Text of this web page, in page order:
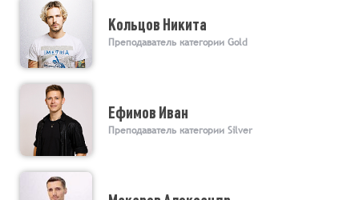
Кольцов Никита
Преподаватель категории Gold
Ефимов Иван
Преподаватель категории Silver